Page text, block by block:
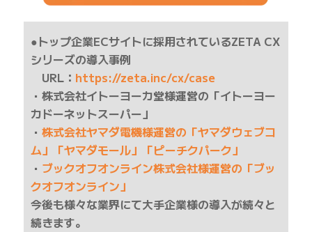
●トップ企業ECサイトに採用されているZETA CX
シリーズの導入事例
URL： https://zeta.inc/cx/case
・株式会社イトーヨーカ堂様運営の「イトーヨー
カドーネットスーパー」
・ 株式会社ヤマダ電機様運営の「ヤマダウェブコ
ム」「ヤマダモール」「ピーチクパーク」
・ ブックオフオンライン株式会社様運営の「ブッ
クオフオンライン」
今後も様々な業界にて大手企業様の導入が続々と
続きます。